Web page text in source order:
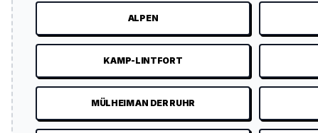
ALPEN
KAMP-LINTFORT
MÜLHEIM AN DER RUHR